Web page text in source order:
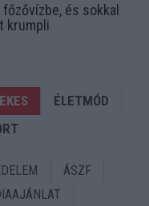
és sokkal
krumpli
ÉLETMÓD
ÁSZF